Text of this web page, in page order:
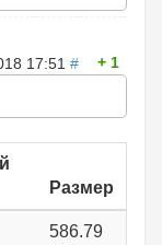
17:51 # 1
Размер
586.79